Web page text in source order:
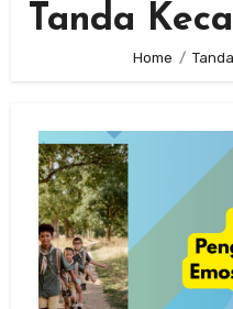
Tanda
Home